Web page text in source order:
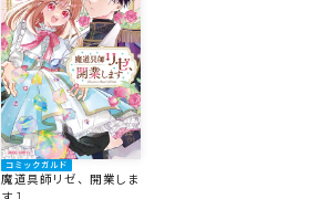
コミックエッセイ
閉じる
コミックガルド
魔道具師リゼ、開業しま